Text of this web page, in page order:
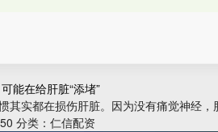
能在给肝脏“添堵”
其实都在损伤肝脏。因为没有痛觉神经
分类：仁信配资